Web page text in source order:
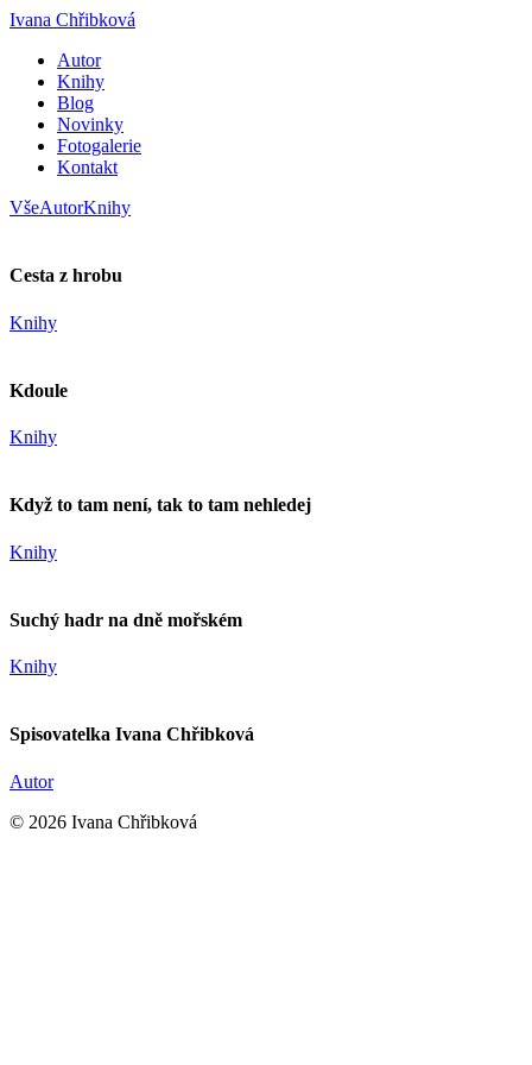
Ivana Chřibková
Autor
Knihy
Blog
Novinky
Fotogalerie
Kontakt
VšeAutorKnihy
Cesta z hrobu
Knihy
Kdoule
Knihy
Když to tam není, tak to tam nehledej
Knihy
Suchý hadr na dně mořském
Knihy
Spisovatelka Ivana Chřibková
Autor
© 2026 Ivana Chřibková